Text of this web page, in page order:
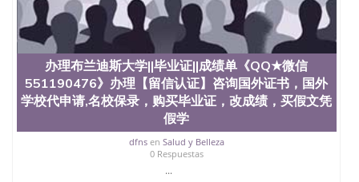
科、金融专业 1、客户提供相关材料，确定客户办理
信息，给出操作方案； 2、补充毕业证成绩单等相关
材料； 3、留服注册申请账号，付定金； 4、预约递
交时间，公司人员陪同客户本人一起去留服递交材
料； 5、等待结果，完成结果书留服直接邮寄给客户
6、客户确认收到结果，付余款。 我们对海外大学及
学院的毕业证成绩单所使用的材料，尺寸大小，防伪
结构（包括：水印，阴影底纹，钢印LOGO烫金烫
银，LOGO烫金烫银复合重叠。 文字图案浮雕，激光
镭射，紫外荧光，温感，复印防伪）都有原版本文凭
对照。质量得到了广大海外客户群体的认可，同时和
海外学校留学中介， 同时能做到与时俱进，及时掌握
办理布兰迪斯大学||毕业证||成绩单《QQ★微信
551190476》办理【留信认证】咨询国外证书，国外
学校代申请,名校保录，购买毕业证，改成绩，买假文凭
假学
dfnsen Salud y Belleza
0 Respuestas
...